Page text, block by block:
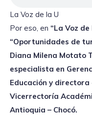
La Voz de la U
Por eso, en “La Voz de
“Oportunidades de
Diana Milena Motato
especialista en
Educación y
Vicerrectoría
Antioquia – Chocó.